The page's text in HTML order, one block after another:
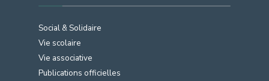
Social & Solidaire
Vie scolaire
Vie associative
Publications officielles